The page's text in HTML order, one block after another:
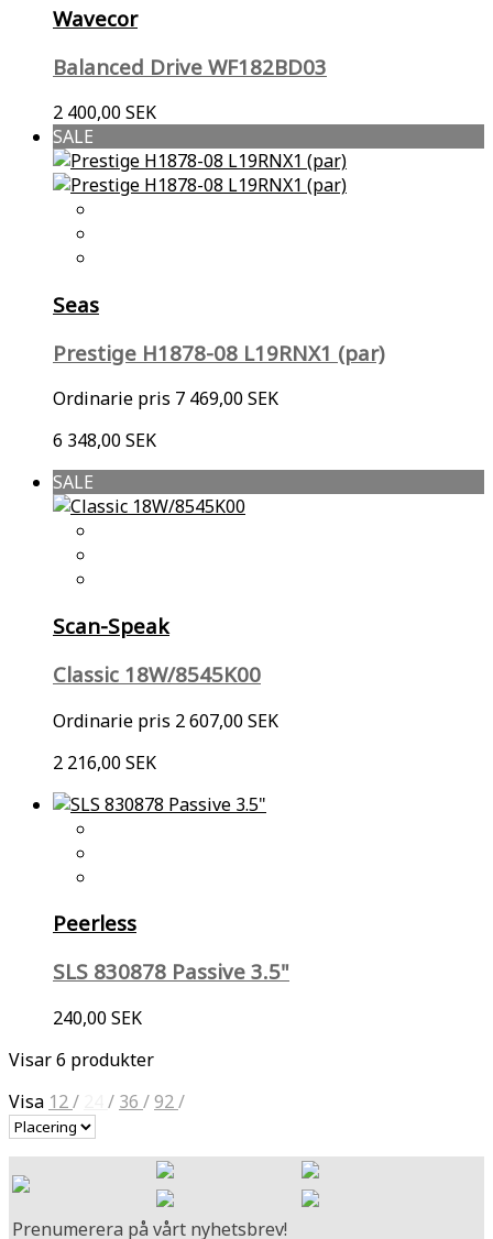
Wavecor
Balanced Drive WF182BD03
2 400,00 SEK
SALE
Seas
Prestige H1878-08 L19RNX1 (par)
Ordinarie pris 7 469,00 SEK
6 348,00 SEK
SALE
Scan-Speak
Classic 18W/8545K00
Ordinarie pris 2 607,00 SEK
2 216,00 SEK
Peerless
SLS 830878 Passive 3.5"
240,00 SEK
Visar 6 produkter
Visa 12/ / 36 /92/
Prenumerera på vårt nyhetsbrev!